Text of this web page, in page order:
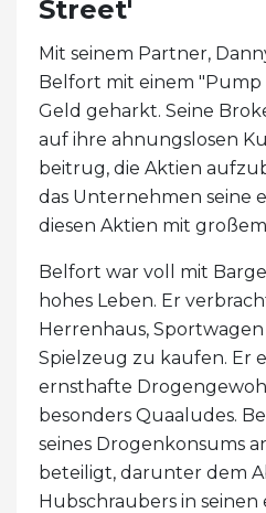
Street'
Mit seinem Partner,
Belfort mit einem "Pump
Geld geharkt. Seine
auf ihre ahnungslosen
beitrug, die Aktien
das Unternehmen seine
diesen Aktien mit
Belfort war voll mit
hohes Leben. Er
Herrenhaus,
Spielzeug zu kaufen. Er
ernsthafte
besonders Quaaludes.
seines Drogenkonsums
beteiligt, darunter dem
Hubschraubers in